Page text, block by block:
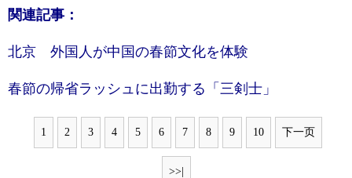
関連記事：
北京 外国人が中国の春節文化を体験
春節の帰省ラッシュに出勤する「三剣士」
1 2 3 4 5 6 7 8 9 10 下一页
>>|